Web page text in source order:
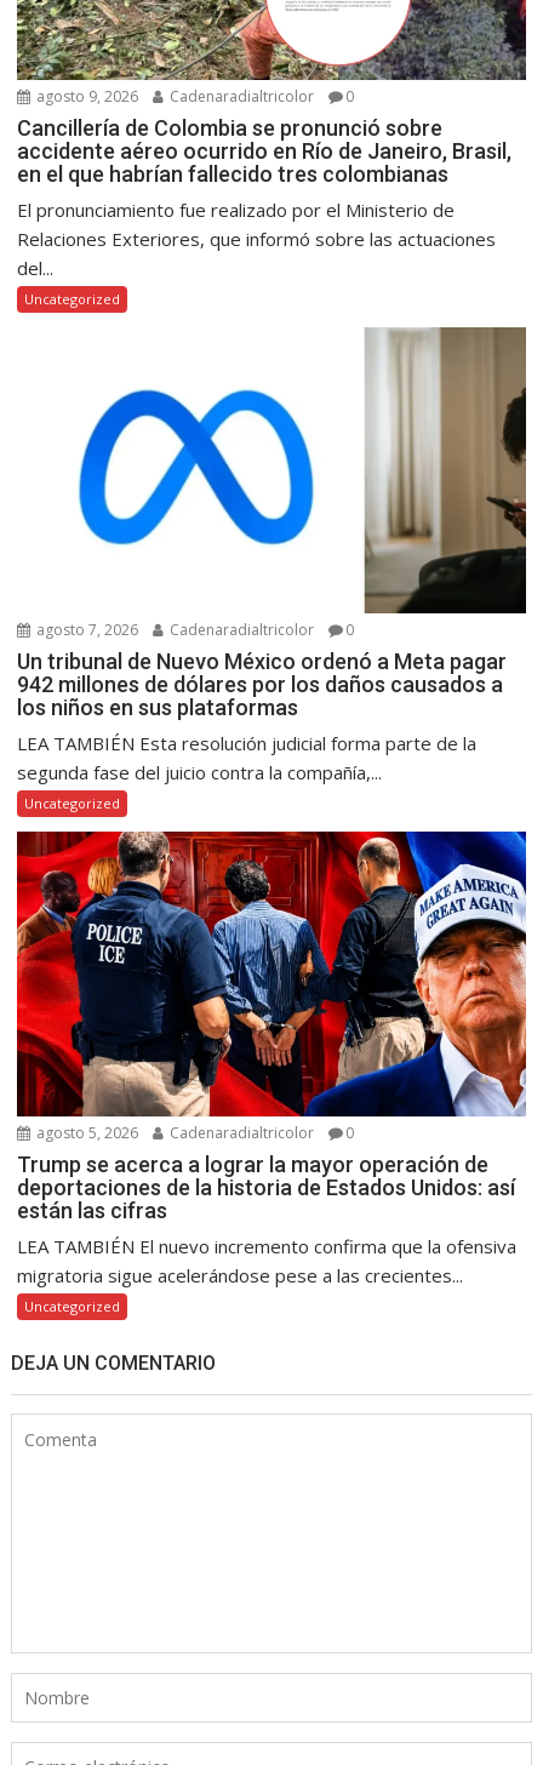
agosto 9, 2026 Cadenaradialtricolor 0
Cancillería de Colombia se pronunció sobre
accidente aéreo ocurrido en Río de Janeiro, Brasil,
en el que habrían fallecido tres colombianas
El pronunciamiento fue realizado por el Ministerio de
Relaciones Exteriores, que informó sobre las actuaciones
del...
Uncategorized
agosto 7, 2026 Cadenaradialtricolor 0
Un tribunal de Nuevo México ordenó a Meta pagar
942 millones de dólares por los daños causados a
los niños en sus plataformas
LEA TAMBIÉN Esta resolución judicial forma parte de la
segunda fase del juicio contra la compañía,...
Uncategorized
agosto 5, 2026 Cadenaradialtricolor 0
Trump se acerca a lograr la mayor operación de
deportaciones de la historia de Estados Unidos: así
están las cifras
LEA TAMBIÉN El nuevo incremento confirma que la ofensiva
migratoria sigue acelerándose pese a las crecientes...
Uncategorized
DEJA UN COMENTARIO